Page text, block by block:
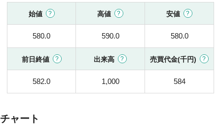
始値 高値 安値
580.0 590.0 580.0
前日終値 出来高 売買代金(千円)
582.0 1,000 584
チャート